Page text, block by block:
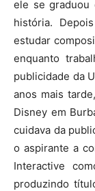
ele se graduou
história.
estudar
enquanto
publicidade da
anos mais
Disney em
cuidava da
o aspirante a
Interactive
produzindo